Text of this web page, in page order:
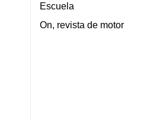
Escuela
On, revista de motor